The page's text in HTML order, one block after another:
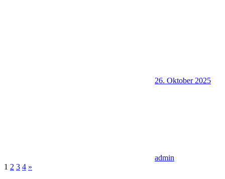
26. Oktober 2025
admin
Seitennummerierung
1 2 3 4 Nächste
»